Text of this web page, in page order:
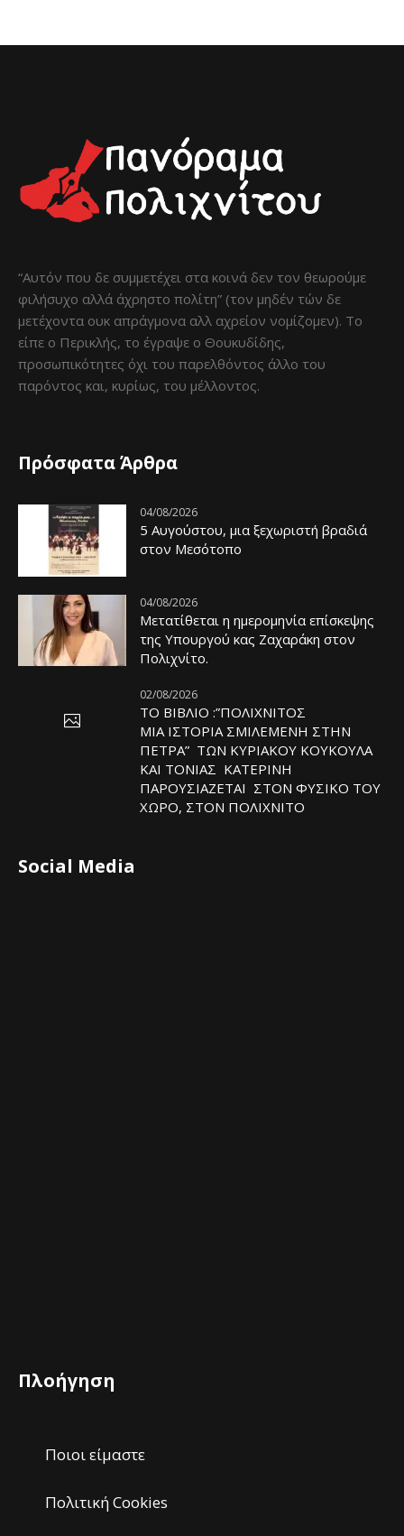
“Αυτόν που δε συμμετέχει στα κοινά δεν τον θεωρούμε
φιλήσυχο αλλά άχρηστο πολίτη” (τον μηδέν τών δε
μετέχοντα ουκ απράγμονα αλλ αχρείον νομίζομεν). Το
είπε ο Περικλής, το έγραψε ο Θουκυδίδης,
προσωπικότητες όχι του παρελθόντος άλλο του
παρόντος και, κυρίως, του μέλλοντος.
Πρόσφατα Άρθρα
04/08/2026
5 Αυγούστου, μια ξεχωριστή βραδιά
στον Μεσότοπο
04/08/2026
Μετατίθεται η ημερομηνία επίσκεψης
της Υπουργού κας Ζαχαράκη στον
Πολιχνίτο.
02/08/2026
ΤΟ ΒΙΒΛΙΟ :”ΠΟΛΙΧΝΙΤΟΣ
ΜΙΑ ΙΣΤΟΡΙΑ ΣΜΙΛΕΜΕΝΗ ΣΤΗΝ
ΠΕΤΡΑ” ΤΩΝ ΚΥΡΙΑΚΟΥ ΚΟΥΚΟΥΛΑ
ΚΑΙ ΤΟΝΙΑΣ ΚΑΤΕΡΙΝΗ
ΠΑΡΟΥΣΙΑΖΕΤΑΙ ΣΤΟΝ ΦΥΣΙΚΟ ΤOY
ΧΩΡΟ, ΣΤΟΝ ΠΟΛΙΧΝΙΤΟ
Social Media
Πλοήγηση
Ποιοι είμαστε
Πολιτική Cookies